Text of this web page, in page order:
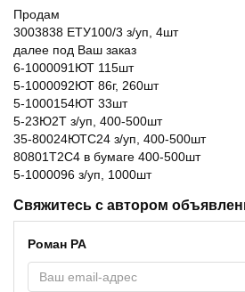
Продам
3003838 ЕТУ100/3 з/уп, 4шт
далее под Ваш заказ
6-1000091ЮТ 115шт
5-1000092ЮТ 86г, 260шт
5-1000154ЮТ 33шт
5-23Ю2Т з/уп, 400-500шт
35-80024ЮТС24 з/уп, 400-500шт
80801Т2С4 в бумаге 400-500шт
5-1000096 з/уп, 1000шт
Свяжитесь с автором
Роман РА